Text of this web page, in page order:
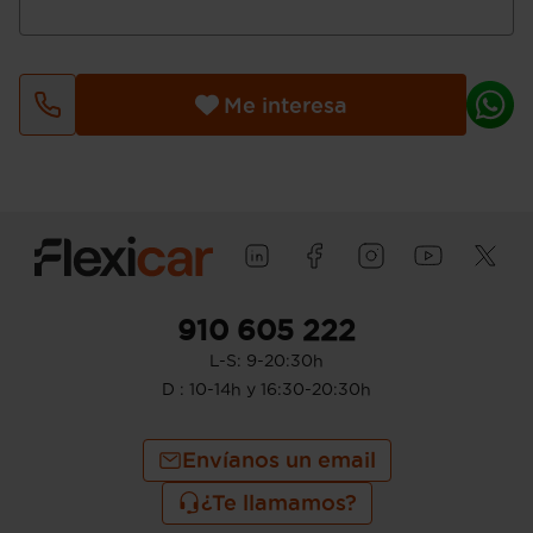
velocidad y 0,386 :1 relación de la
Doble embrague manual secuencial
Motor de 2,0 litros ( 1.968 cc ) , cuatro
; código del motor: DETB 15,5
Compresor: uno de tipo turbo
Temp), 144 g/km CO2 (combinado) y C
Etiqueta de eficiciencia energética clase
Filtro de partículas
Recuperación de la energía motor
Reducción catalítica selectiva
Emisiones WLTP ICE, 189 y 205
Sistema eléctrico 12
Me interesa
910 605 222
L-S: 9-20:30h
D : 10-14h y 16:30-20:30h
Envíanos un email
¿Te llamamos?